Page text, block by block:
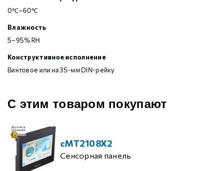
0℃~60℃
Влажность
5~95% RH
Конструктивное исполнение
Винтовое или на 35-мм DIN-рейку
С этим товаром покупают
cMT2108X2
Сенсорная панель